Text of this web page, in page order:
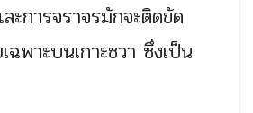
ะการจราจรมักจะติดขัด
ฉพาะบนเกาะชวา ซึ่งเป็น